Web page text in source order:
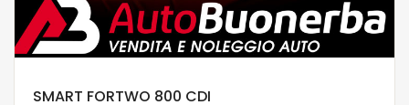
SMART FORTWO 800 CDI